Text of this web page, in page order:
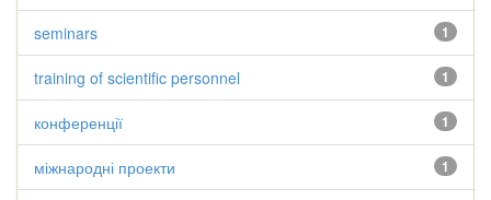
1
seminars
1
training of scientific personnel
1
конференції
1
міжнародні проекти